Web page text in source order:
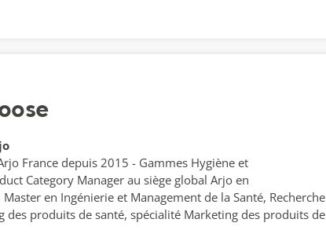
France depuis 2015 - Gammes Hygiène et
Category Manager au siège global Arjo en
en Ingénierie et Management de la Santé, Recherche
des produits de santé, spécialité Marketing des produits de